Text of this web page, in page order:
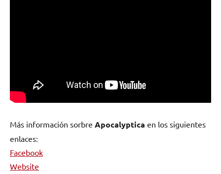
Más información sorbre Apocalyptica en los siguientes
enlaces:
Facebook
Website